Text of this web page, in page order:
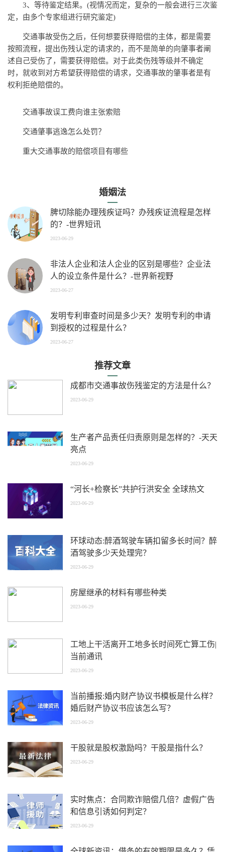
3、等待鉴定结果。(视情况而定，复杂的一般会进行三次鉴
定，由多个专家组进行研究鉴定)
交通事故受伤之后，任何想要获得赔偿的主体，都是需要
按照流程，提出伤残认定的请求的，而不是简单的向肇事者阐
述自己受伤了，需要获得赔偿。对于此类伤残等级并不确定
时，就收到对方希望获得赔偿的请求，交通事故的肇事者是有
权利拒绝赔偿的。
交通事故误工费向谁主张索赔
交通肇事逃逸怎么处罚？
重大交通事故的赔偿项目有哪些
婚姻法
脾切除能办理残疾证吗？办残疾证流程是怎样
的？-世界短讯
2023-06-29
非法人企业和法人企业的区别是哪些？企业法
人的设立条件是什么？-世界新视野
2023-06-27
发明专利审查时间是多少天？发明专利的申请
到授权的过程是什么？
2023-06-27
推荐文章
成都市交通事故伤残鉴定的方法是什么？
2023-06-29
生产者产品责任归责原则是怎样的？-天天
亮点
2023-06-29
“河长+检察长”共护行洪安全 全球热文
2023-06-29
环球动态:醉酒驾驶车辆扣留多长时间？醉
酒驾驶多少天处理完？
2023-06-29
房屋继承的材料有哪些种类
2023-06-29
工地上干活离开工地多长时间死亡算工伤|
当前通讯
2023-06-29
当前播报:婚内财产协议书模板是什么样？
婚后财产协议书应该怎么写？
2023-06-29
干股就是股权激励吗？干股是指什么？
2023-06-29
实时焦点：合同欺诈赔偿几倍？虚假广告
和信息引诱如何判定？
2023-06-29